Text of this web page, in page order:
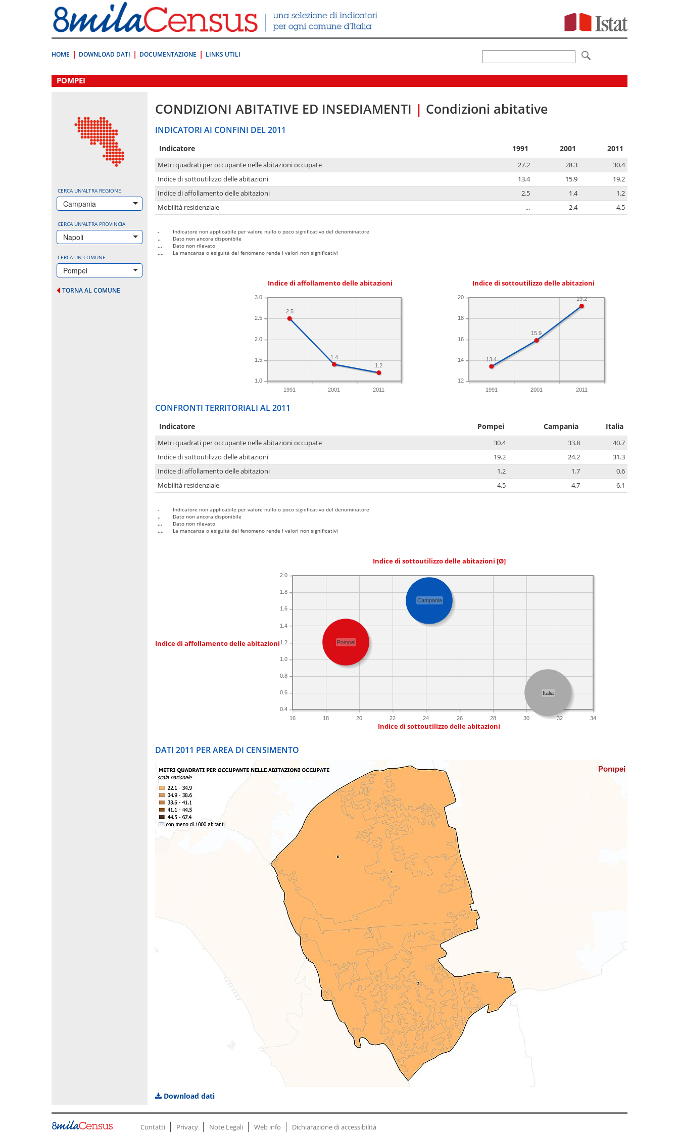
direttamente
a:
Contenuto
HOME DOWNLOAD DATI DOCUMENTAZIONE LINKS UTILI
.
POMPEI
CERCA UN'ALTRA REGIONE
Campania
CERCA UN'ALTRA PROVINCIA
Napoli
CERCA UN COMUNE
Pompei
TORNA AL COMUNE
CONDIZIONI ABITATIVE ED INSEDIAMENTI | Condizioni abitative
INDICATORI AI CONFINI DEL 2011
Indicatore 1991 2001 2011
Metri quadrati per occupante nelle abitazioni occupate 27.2 28.3
30.4
Indice di sottoutilizzo delle abitazioni
13.4 15.9
19.2
Indice di affollamento delle abitazioni
2.5 1.4
1.2
Mobilità residenziale
... 2.4 4.5
-
Indicatore non applicabile per valore nullo o poco significativo del denominatore
..
Dato non ancora disponibile
...
Dato non rilevato
....
La mancanza o esiguità del fenomeno rende i valori non significativi
Indice di affollamento delle abitazioni
1991 2001 2011
1.0
1.5
2.0
2.5
3.0
1.2
1.4
2.5
Indice di sottoutilizzo delle abitazioni
1991 2001 2011
12
14
16
18
20 19.2
15.9
13.4
CONFRONTI TERRITORIALI AL 2011
Indicatore Pompei Campania Italia
Metri quadrati per occupante nelle abitazioni occupate 30.4 33.8
40.7
Indice di sottoutilizzo delle abitazioni
19.2 24.2
31.3
Indice di affollamento delle abitazioni
1.2 1.7
0.6
Mobilità residenziale
4.5 4.7 6.1
-
Indicatore non applicabile per valore nullo o poco significativo del denominatore
..
Dato non ancora disponibile
...
Dato non rilevato
....
La mancanza o esiguità del fenomeno rende i valori non significativi
Indice di sottoutilizzo delle abitazioni [Ø]
Indice di affollamento delle abitazioni
16 18 20 22 24 26 28 30 32 34
0.4
0.6
0.8
1.0
1.2
1.4
1.6
1.8
2.0
Pompei
Campania
Italia
Indice di sottoutilizzo delle abitazioni
DATI 2011 PER AREA DI CENSIMENTO
Download dati
Contatti Privacy Note Legali Web info Dichiarazione di accessibilità